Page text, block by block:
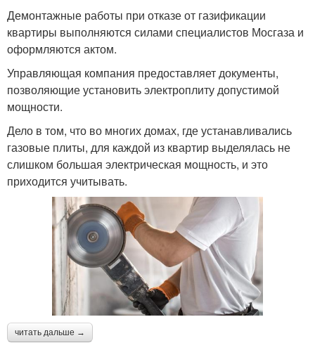
Демонтажные работы при отказе от газификации
квартиры выполняются силами специалистов Мосгаза и
оформляются актом.
Управляющая компания предоставляет документы,
позволяющие установить электроплиту допустимой
мощности.
Дело в том, что во многих домах, где устанавливались
газовые плиты, для каждой из квартир выделялась не
слишком большая электрическая мощность, и это
приходится учитывать.
читать дальше →